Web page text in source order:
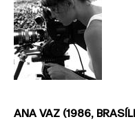
ANA VAZ (1986,